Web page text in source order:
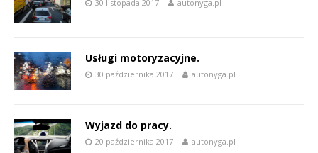
30 listopada 2017 autonyga.pl
Usługi motoryzacyjne.
30 października 2017 autonyga.pl
Wyjazd do pracy.
20 października 2017 autonyga.pl